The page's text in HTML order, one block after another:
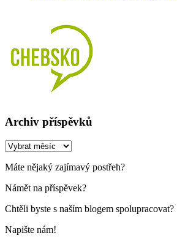
Archiv příspěvků
Archiv
Máte nějaký zajímavý postřeh?
Námět na příspěvek?
Chtěli byste s naším blogem spolupracovat?
Napište nám!